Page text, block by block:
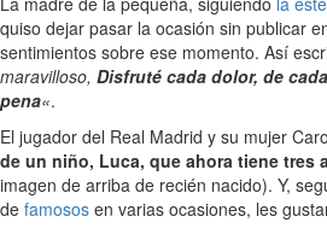
quiso dejar pasar la ocasión sin publicar
sentimientos sobre ese momento. Así
maravilloso, Disfruté cada dolor, de
pena«.
El jugador del Real Madrid y su mujer
de un niño, Luca, que ahora tiene tres
imagen de arriba de recién nacido). Y,
de famosos en varias ocasiones, les